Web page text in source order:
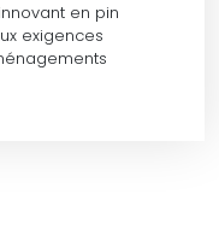
en pin
exigences